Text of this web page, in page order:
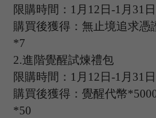
限購時間： 1 月 12 日-1 月 31 日
購買後獲得：無止境追求憑
*7
2.進階覺醒試煉禮包
限購時間： 1 月 12 日-1 月 31 日
購買後獲得：覺醒代幣*500
*50